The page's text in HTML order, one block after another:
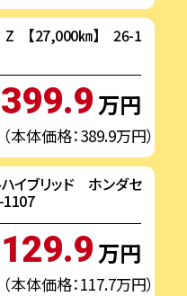
【27,000㎞】 26-1
399.9万円
（本体価格：389.9万円）
イブリッド ホンダセ
129.9万円
（本体価格：117.7万円）